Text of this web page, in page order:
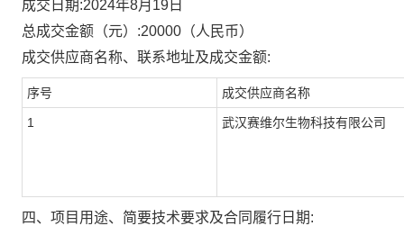
成交日期:2024年8月19日
总成交金额（元）:20000 （人民币）
成交供应商名称、联系地址及成交金额:
序号 成交供应商名称
1 武汉赛维尔生物科技有限公司
四、项目用途、简要技术要求及合同履行日期: